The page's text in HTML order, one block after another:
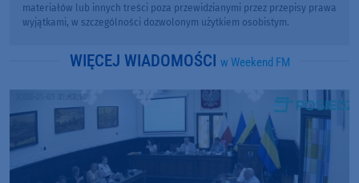
materiałów lub innych treści poza przewidzianymi przez przepisy prawa
wyjątkami, w szczególności dozwolonym użytkiem osobistym.
WIĘCEJ WIADOMOŚCI w Weekend FM